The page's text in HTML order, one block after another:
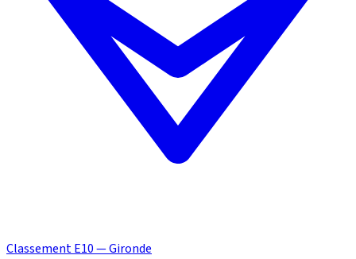
Classement E10 — Gironde